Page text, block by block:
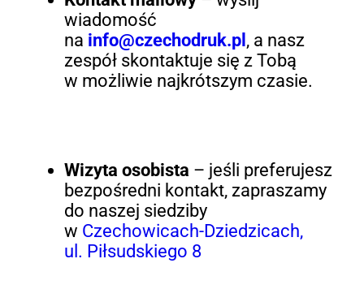
wiadomość
na info@czechodruk.pl , a nasz
zespół skontaktuje się z Tobą
w możliwie najkrótszym czasie.
Wizyta osobista – jeśli preferujesz
bezpośredni kontakt, zapraszamy
do naszej siedziby
w Czechowicach-Dziedzicach,
ul. Piłsudskiego 8